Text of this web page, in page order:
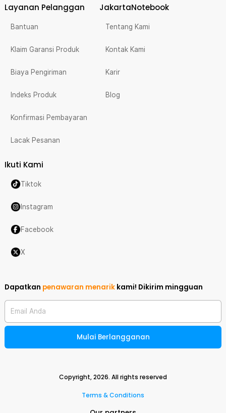
Layanan Pelanggan
Bantuan
Klaim Garansi Produk
Biaya Pengiriman
Indeks Produk
Konfirmasi Pembayaran
Lacak Pesanan
JakartaNotebook
Tentang Kami
Kontak Kami
Karir
Blog
Ikuti Kami
Tiktok
Instagram
Facebook
X
Dapatkan penawaran menarik kami! Dikirim mingguan
Email Anda
Mulai Berlangganan
Copyright,2026. All rights reserved
Terms & Conditions